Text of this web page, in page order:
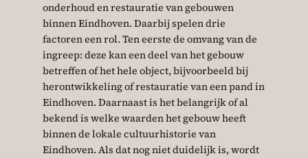
onderhoud en restauratie van gebouwen
binnen Eindhoven. Daarbij spelen drie
factoren een rol. Ten eerste de omvang van de
ingreep: deze kan een deel van het gebouw
betreffen of het hele object, bijvoorbeeld bij
herontwikkeling of restauratie van een pand in
Eindhoven. Daarnaast is het belangrijk of al
bekend is welke waarden het gebouw heeft
binnen de lokale cultuurhistorie van
Eindhoven. Als dat nog niet duidelijk is, wordt